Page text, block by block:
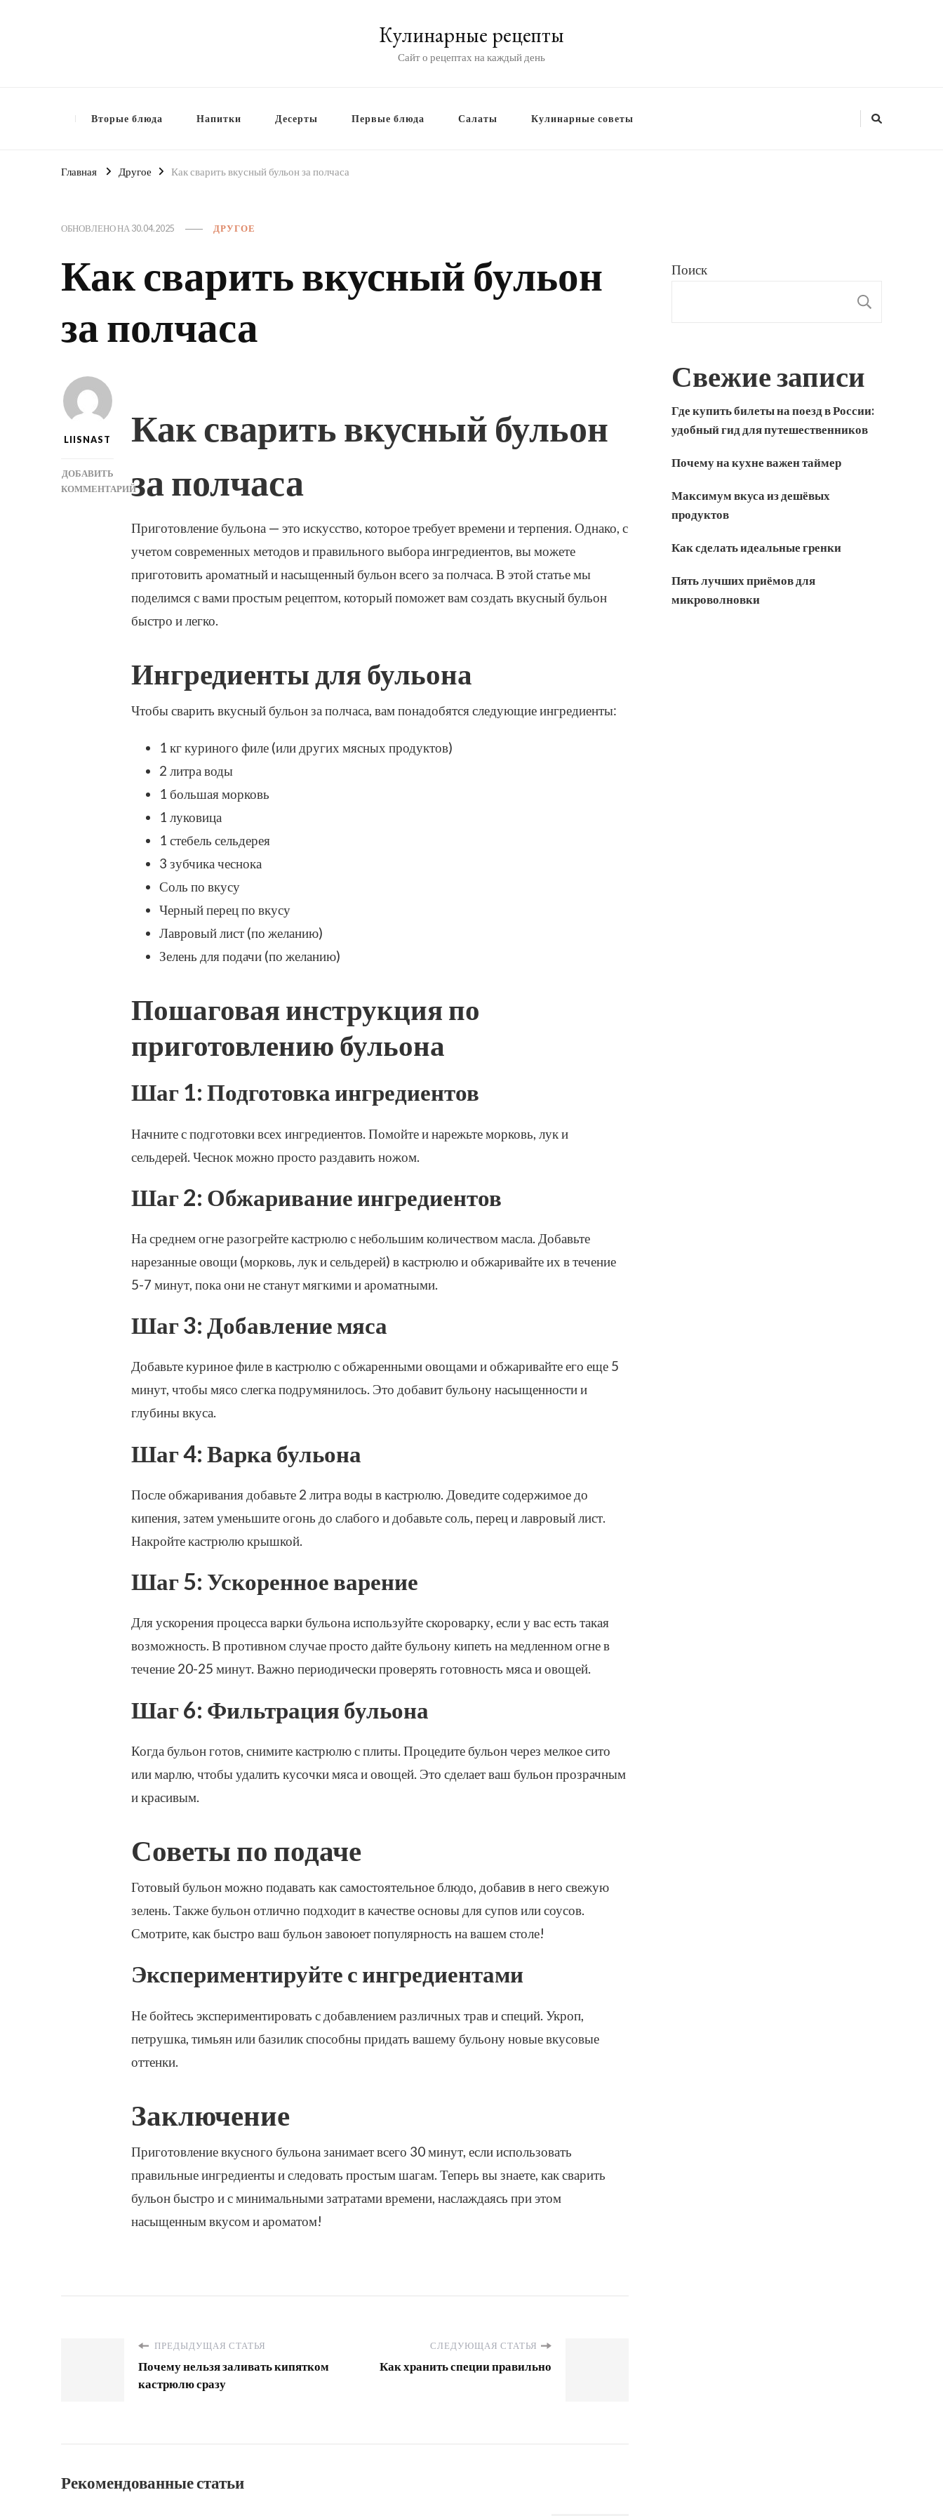
Кулинарные рецепты
Сайт о рецептах на каждый день
Вторые блюда Напитки Десерты Первые блюда Салаты Кулинарные советы
Главная Другое Как сварить вкусный бульон за полчаса
ОБНОВЛЕНО НА 30.04.2025 ДРУГОЕ
Как сварить вкусный бульон
за полчаса
LIISNAST
ДОБАВИТЬ
КОММЕНТАРИЙ
Как сварить вкусный бульон
за полчаса
Приготовление бульона — это искусство, которое требует времени и терпения. Однако, с
учетом современных методов и правильного выбора ингредиентов, вы можете
приготовить ароматный и насыщенный бульон всего за полчаса. В этой статье мы
поделимся с вами простым рецептом, который поможет вам создать вкусный бульон
быстро и легко.
Ингредиенты для бульона
Чтобы сварить вкусный бульон за полчаса, вам понадобятся следующие ингредиенты:
1 кг куриного филе (или других мясных продуктов)
2 литра воды
1 большая морковь
1 луковица
1 стебель сельдерея
3 зубчика чеснока
Соль по вкусу
Черный перец по вкусу
Лавровый лист (по желанию)
Зелень для подачи (по желанию)
Пошаговая инструкция по
приготовлению бульона
Шаг 1: Подготовка ингредиентов
Начните с подготовки всех ингредиентов. Помойте и нарежьте морковь, лук и
сельдерей. Чеснок можно просто раздавить ножом.
Шаг 2: Обжаривание ингредиентов
На среднем огне разогрейте кастрюлю с небольшим количеством масла. Добавьте
нарезанные овощи (морковь, лук и сельдерей) в кастрюлю и обжаривайте их в течение
5-7 минут, пока они не станут мягкими и ароматными.
Шаг 3: Добавление мяса
Добавьте куриное филе в кастрюлю с обжаренными овощами и обжаривайте его еще 5
минут, чтобы мясо слегка подрумянилось. Это добавит бульону насыщенности и
глубины вкуса.
Шаг 4: Варка бульона
После обжаривания добавьте 2 литра воды в кастрюлю. Доведите содержимое до
кипения, затем уменьшите огонь до слабого и добавьте соль, перец и лавровый лист.
Накройте кастрюлю крышкой.
Шаг 5: Ускоренное варение
Для ускорения процесса варки бульона используйте скороварку, если у вас есть такая
возможность. В противном случае просто дайте бульону кипеть на медленном огне в
течение 20-25 минут. Важно периодически проверять готовность мяса и овощей.
Шаг 6: Фильтрация бульона
Когда бульон готов, снимите кастрюлю с плиты. Процедите бульон через мелкое сито
или марлю, чтобы удалить кусочки мяса и овощей. Это сделает ваш бульон прозрачным
и красивым.
Советы по подаче
Готовый бульон можно подавать как самостоятельное блюдо, добавив в него свежую
зелень. Также бульон отлично подходит в качестве основы для супов или соусов.
Смотрите, как быстро ваш бульон завоюет популярность на вашем столе!
Экспериментируйте с ингредиентами
Не бойтесь экспериментировать с добавлением различных трав и специй. Укроп,
петрушка, тимьян или базилик способны придать вашему бульону новые вкусовые
оттенки.
Заключение
Приготовление вкусного бульона занимает всего 30 минут, если использовать
правильные ингредиенты и следовать простым шагам. Теперь вы знаете, как сварить
бульон быстро и с минимальными затратами времени, наслаждаясь при этом
насыщенным вкусом и ароматом!
ПРЕДЫДУЩАЯ СТАТЬЯ
Почему нельзя заливать кипятком
кастрюлю сразу
СЛЕДУЮЩАЯ СТАТЬЯ
Как хранить специи правильно
Рекомендованные статьи
Поиск
Свежие записи
Где купить билеты на поезд в России:
удобный гид для путешественников
Почему на кухне важен таймер
Максимум вкуса из дешёвых
продуктов
Как сделать идеальные гренки
Пять лучших приёмов для
микроволновки